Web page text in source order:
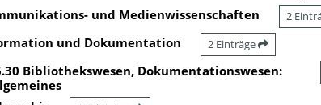
und Medienwissenschaften
2
und Dokumentation 2 Einträge
Bibliothekswesen, Dokumentationswesen: